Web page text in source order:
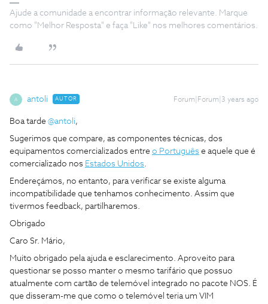
Ajude a comunidade a encontrar informação relevante. Marque
como "Melhor Resposta" e faça "Like" nos melhores comentários.
A antoli AUTOR Forum|Forum|3 years ago
Boa tarde @antoli,
Sugerimos que compare, as componentes técnicas, dos
equipamentos comercializados entre o Português e aquele que é
comercializado nos Estados Unidos.
Endereçámos, no entanto, para verificar se existe alguma
incompatibilidade que tenhamos conhecimento. Assim que
tivermos feedback, partilharemos.
Obrigado
Caro Sr. Mário,
Muito obrigado pela ajuda e esclarecimento. Aproveito para
questionar se posso manter o mesmo tarifário que possuo
atualmente com cartão de telemóvel integrado no pacote NOS. É
que disseram-me que como o telemóvel teria um VIM